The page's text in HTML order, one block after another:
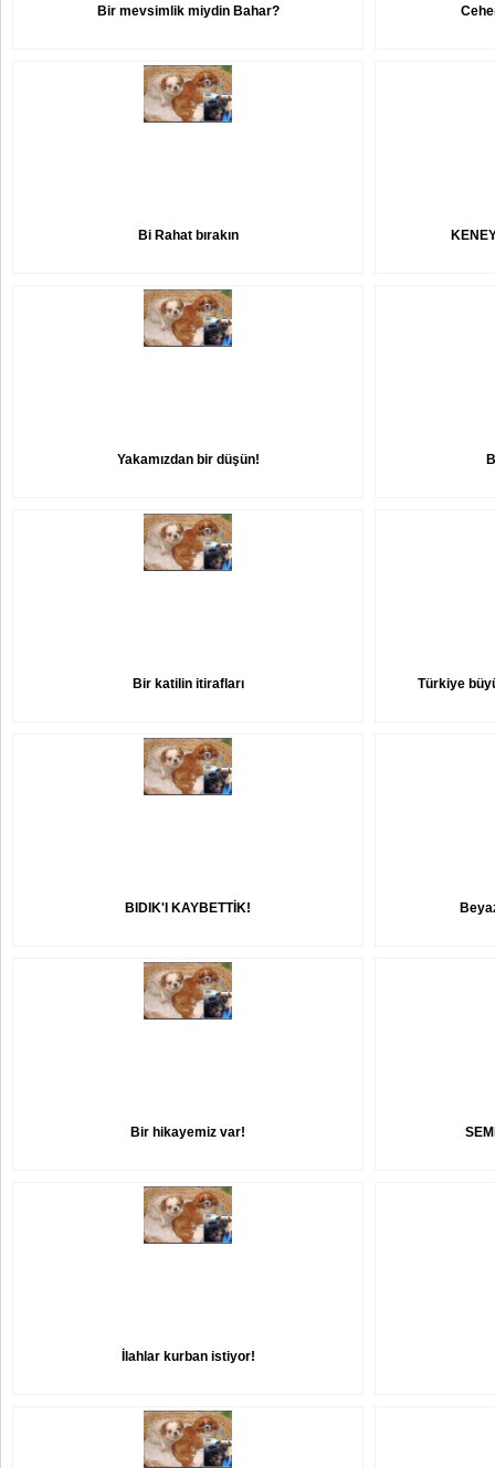
Bir mevsimlik miydin Bahar?
Bi Rahat bırakın
Yakamızdan bir düşün!
Bir katilin itirafları Türkiye
BIDIK'I KAYBETTİK!
Bir hikayemiz var!
İlahlar kurban istiyor!